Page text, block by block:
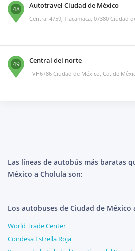
48 Autotravel Ciudad de México
Central 4759, Tlacamaca, 07380 Ciudad
49 Central del norte
FVH6+86 Ciudad de México, Cd. de
Las líneas de autobús más baratas
México a Cholula son:
Los autobuses de Ciudad de México
World Trade Center
Condesa Estrella Roja